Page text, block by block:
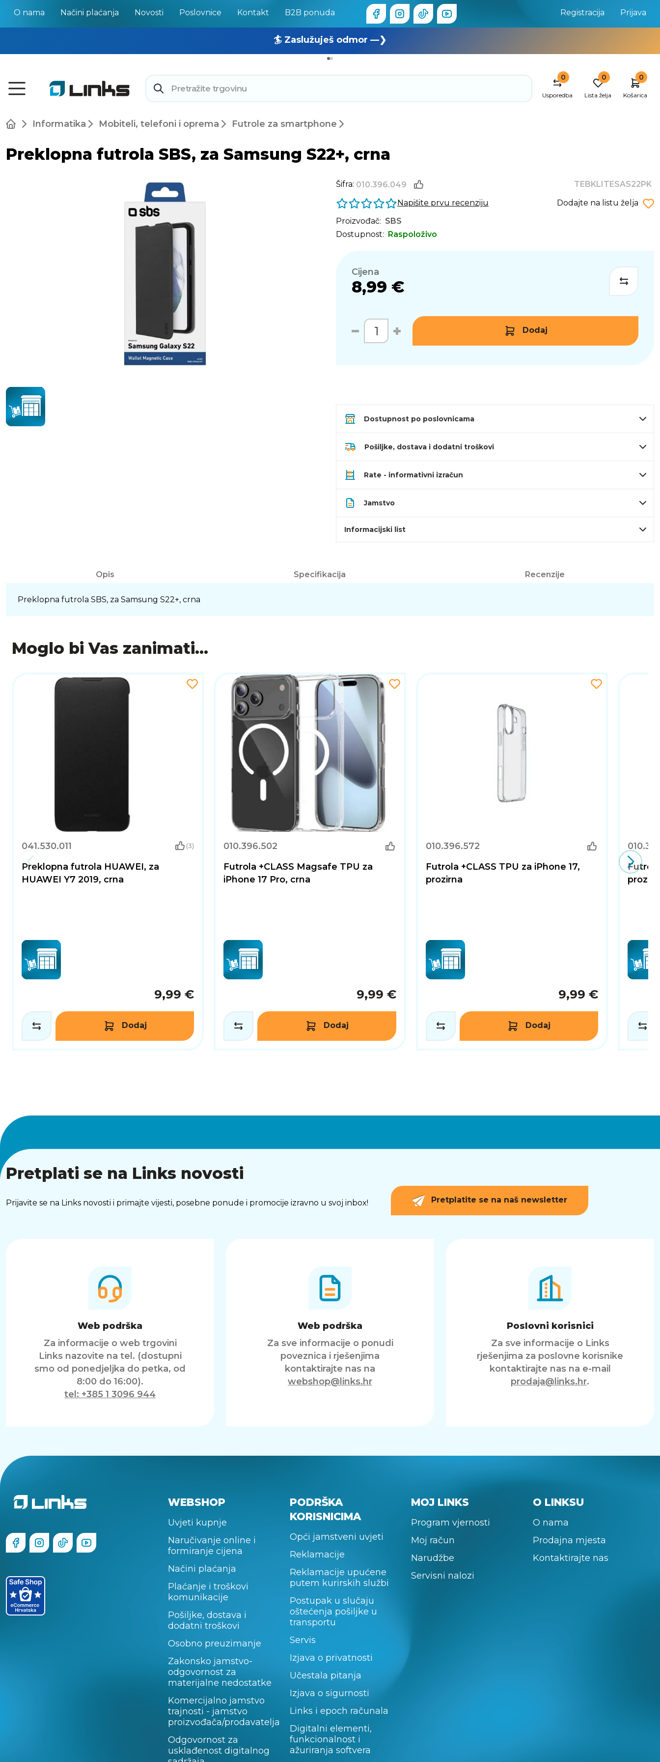
O nama Načini plaćanja Novosti Poslovnice Kontakt B2B ponuda Registracija Prijava
🏄 Zaslužuješ odmor —❯
🔥 OUTLET: TOTALNA RASPRODAJA —❯
0
Usporedba
0
Lista želja
0
Košarica
Informatika Mobiteli, telefoni i oprema Futrole za smartphone
Preklopna futrola SBS, za Samsung S22+, crna
Šifra: 010.396.049
TEBKLITESAS22PK
Napišite prvu recenziju
Dodajte na listu želja
Proizvođač: SBS
Dostupnost: Raspoloživo
Cijena
8,99 €
Dodaj
Dostupnost po poslovnicama
Pošiljke, dostava i dodatni troškovi
Rate - informativni izračun
Jamstvo
Informacijski list
Opis Specifikacija Recenzije
Preklopna futrola SBS, za Samsung S22+, crna
Moglo bi Vas zanimati...
041.530.011 (3)
Preklopna futrola HUAWEI, za
HUAWEI Y7 2019, crna
9,99 €
Dodaj
010.396.502
Futrola +CLASS Magsafe TPU za
iPhone 17 Pro, crna
9,99 €
Dodaj
010.396.572
Futrola +CLASS TPU za iPhone 17,
prozirna
9,99 €
Dodaj
Futrola
Pretplati se na Links novosti
Prijavite se na Links novosti i primajte vijesti, posebne ponude i promocije izravno u svoj inbox! Pretplatite se na naš newsletter
Web podrška
Za informacije o web trgovini
Links nazovite na tel. (dostupni
smo od ponedjeljka do petka, od
8:00 do 16:00).
tel: +385 1 3096 944
Web podrška
Za sve informacije o ponudi
poveznica i rješenjima
kontaktirajte nas na
webshop@links.hr
Poslovni korisnici
Za sve informacije o Links
rješenjima za poslovne korisnike
kontaktirajte nas na e-mail
prodaja@links.hr.
WEBSHOP
Uvjeti kupnje
Naručivanje online i
formiranje cijena
Načini plaćanja
Plaćanje i troškovi
komunikacije
Pošiljke, dostava i
dodatni troškovi
Osobno preuzimanje
Zakonsko jamstvo-
odgovornost za
materijalne nedostatke
Komercijalno jamstvo
trajnosti - jamstvo
proizvođača/prodavatelja
Odgovornost za
usklađenost digitalnog
PODRŠKA
KORISNICIMA
Opći jamstveni uvjeti
Reklamacije
Reklamacije upućene
putem kurirskih službi
Postupak u slučaju
oštećenja pošiljke u
transportu
Servis
Izjava o privatnosti
Učestala pitanja
Izjava o sigurnosti
Links i epoch računala
Digitalni elementi,
funkcionalnost i
ažuriranja softvera
MOJ LINKS
Program vjernosti
Moj račun
Narudžbe
Servisni nalozi
O LINKSU
O nama
Prodajna mjesta
Kontaktirajte nas